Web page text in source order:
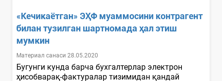
«Кечикаётган» ЭҲФ муаммосини контрагент
билан тузилган шартномада ҳал этиш
мумкин
Материал санаси 28.05.2020
Бугунги кунда барча бухгалтерлар электрон
ҳисобварақ-фактуралар тизимидан қандай